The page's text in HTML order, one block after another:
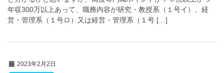
年収300万以上あって、職務内容が研究・教授系（１号イ）、経
営・管理系（１号ロ）又は経営・管理系（１号 […]
2023年2月2日